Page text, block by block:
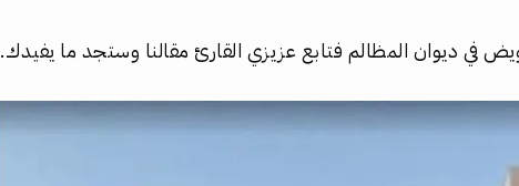
ديوان المظالم فتابع عزيزي القارئ مقالنا وستجد ما يفيدك.